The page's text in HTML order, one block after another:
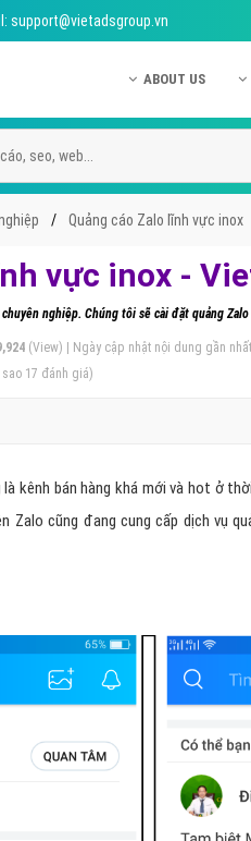
support@vietadsgroup.vn
ABOUT US
Chính sách bảo
Quảng cáo Zalo lĩnh vực inox
vực inox -
nghiệp. Chúng tôi sẽ cài đặt quảng
(View) | Ngày cập nhật nội dung gần
sao 17 đánh giá)
là kênh bán hàng khá mới và hot ở
Zalo cũng đang cung cấp dịch vụ